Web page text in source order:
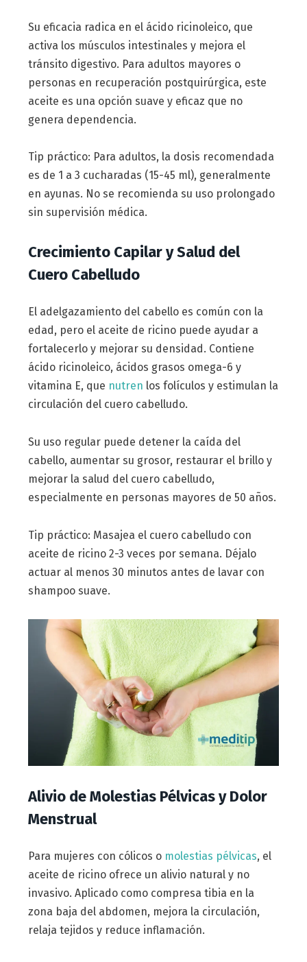
Su eficacia radica en el ácido ricinoleico, que
activa los músculos intestinales y mejora el
tránsito digestivo. Para adultos mayores o
personas en recuperación postquirúrgica, este
aceite es una opción suave y eficaz que no
genera dependencia.
Tip práctico: Para adultos, la dosis recomendada
es de 1 a 3 cucharadas (15-45 ml), generalmente
en ayunas. No se recomienda su uso prolongado
sin supervisión médica.
Crecimiento Capilar y Salud del
Cuero Cabelludo
El adelgazamiento del cabello es común con la
edad, pero el aceite de ricino puede ayudar a
fortalecerlo y mejorar su densidad. Contiene
ácido ricinoleico, ácidos grasos omega-6 y
vitamina E, que nutren los folículos y estimulan la
circulación del cuero cabelludo.
Su uso regular puede detener la caída del
cabello, aumentar su grosor, restaurar el brillo y
mejorar la salud del cuero cabelludo,
especialmente en personas mayores de 50 años.
Tip práctico: Masajea el cuero cabelludo con
aceite de ricino 2-3 veces por semana. Déjalo
actuar al menos 30 minutos antes de lavar con
shampoo suave.
Alivio de Molestias Pélvicas y Dolor
Menstrual
Para mujeres con cólicos o molestias pélvicas, el
aceite de ricino ofrece un alivio natural y no
invasivo. Aplicado como compresa tibia en la
zona baja del abdomen, mejora la circulación,
relaja tejidos y reduce inflamación.